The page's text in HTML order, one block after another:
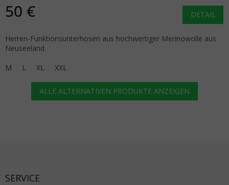
50 € DETAIL
Herren-Funktionsunterhosen aus hochwertiger Merinowolle aus
Neuseeland.
M
L XL XXL
ALLE ALTERNATIVEN PRODUKTE ANZEIGEN
SERVICE